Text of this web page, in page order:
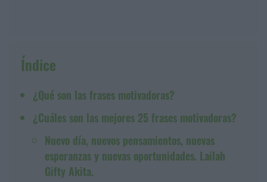
Índice
¿Qué son las frases motivadoras?
¿Cuáles son las mejores 25 frases motivadoras?
Nuevo día, nuevos pensamientos, nuevas
esperanzas y nuevas oportunidades. Lailah
Gifty Akita.